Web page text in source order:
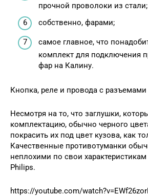
прочной проволоки из стали;
собственно, фарами;
самое главное, что
комплект для подключения
фар на Калину.
Кнопка, реле и провода с разъемами
Несмотря на то, что заглушки,
комплектацию, обычно черного
покрасить их под цвет кузова, как
Качественные противотуманки
неплохими по свои
Philips.
https://youtube.com/